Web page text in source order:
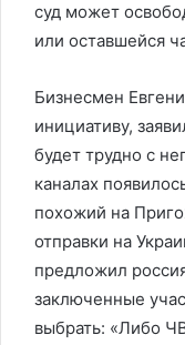
суд может
или оставшейся
Бизнесмен
инициативу,
будет трудно с
каналах
похожий на
отправки на
предложил
заключенные
выбрать: «Либо